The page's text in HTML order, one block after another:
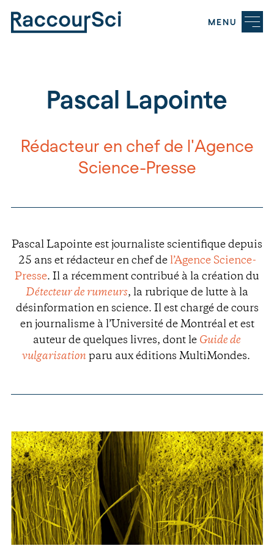
MENU
Pascal Lapointe
Rédacteur en chef de l'Agence
Science-Presse
Pascal Lapointe est journaliste scientifique depuis
25 ans et rédacteur en chef de l’Agence Science-
Presse. Il a récemment contribué à la création du
Détecteur de rumeurs, la rubrique de lutte à la
désinformation en science. Il est chargé de cours
en journalisme à l’Université de Montréal et est
auteur de quelques livres, dont le Guide de
vulgarisation paru aux éditions MultiMondes.